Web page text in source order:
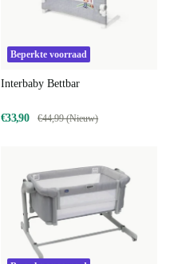
Beperkte voorraad
Interbaby Bettbar
€33,90 €44,99 (Nieuw)